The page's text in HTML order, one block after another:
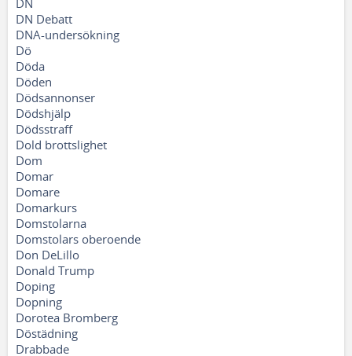
DN
DN Debatt
DNA-undersökning
Dö
Döda
Döden
Dödsannonser
Dödshjälp
Dödsstraff
Dold brottslighet
Dom
Domar
Domare
Domarkurs
Domstolarna
Domstolars oberoende
Don DeLillo
Donald Trump
Doping
Dopning
Dorotea Bromberg
Döstädning
Drabbade